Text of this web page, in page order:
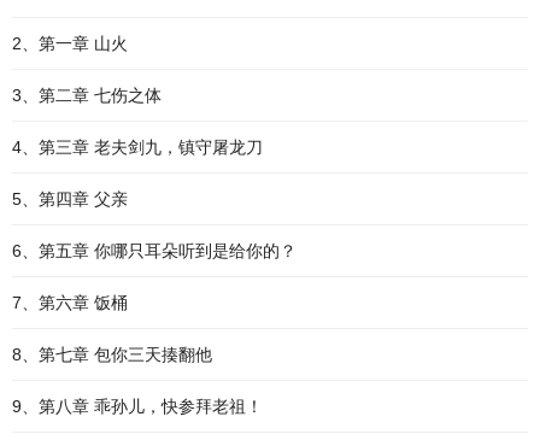
2、第一章 山火
3、第二章 七伤之体
4、第三章 老夫剑九，镇守屠龙刀
5、第四章 父亲
6、第五章 你哪只耳朵听到是给你的？
7、第六章 饭桶
8、第七章 包你三天揍翻他
9、第八章 乖孙儿，快参拜老祖！